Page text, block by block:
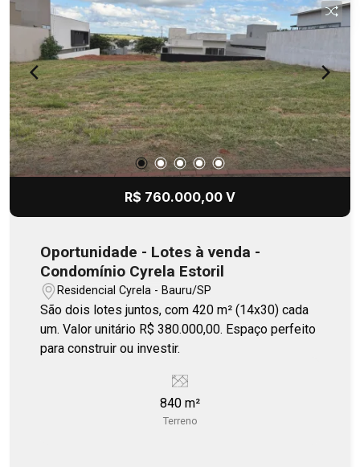
R$ 760.000,00 V
Oportunidade - Lotes à venda -
Condomínio Cyrela Estoril
Residencial Cyrela - Bauru/SP
São dois lotes juntos, com 420 m² (14x30) cada
um. Valor unitário R$ 380.000,00. Espaço perfeito
para construir ou investir.
840 m²
Terreno